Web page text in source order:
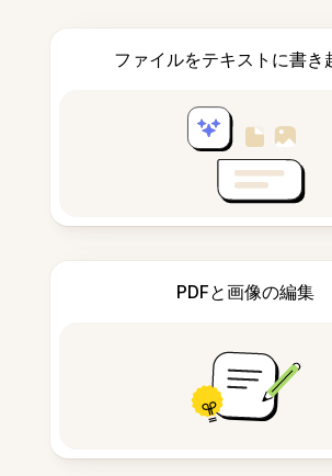
ファイルをテキストに書き
PDFと画像の編集